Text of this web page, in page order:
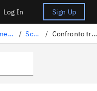
Log In Sign Up
Esperimenti di Decision Optimization / Scenari / Confronto tra modelli di scenario e file di log